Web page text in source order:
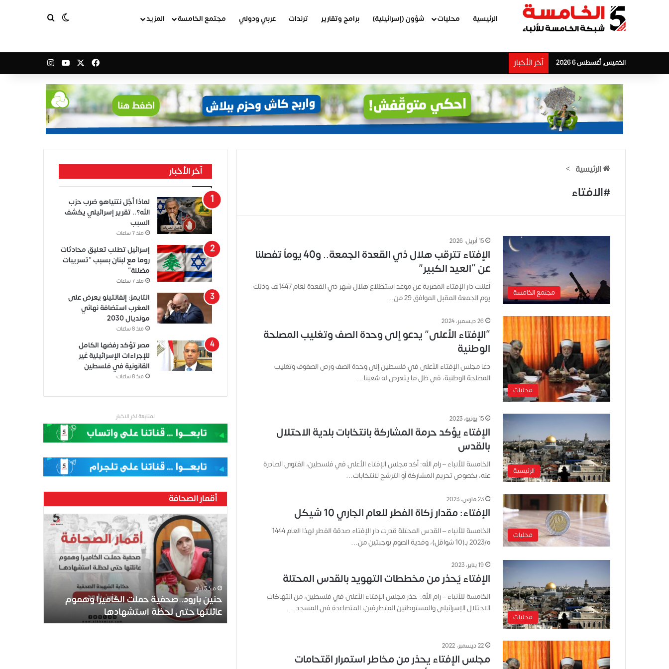
الرئيسية محليات شؤون (إسرائيلية) برامج وتقارير ترندات عربي ودولي مجتمع الخامسة المزيد الوضع المظلم
الخميس, أغسطس 6 2026 آخر الأخبار فيسبوك ‫YouTube
الرئيسية >
#الافتاء
مجتمع الخامسة
15 أبريل، 2026
الإفتاء تترقب هلال ذي القعدة الجمعة.. و40 يوماً تفصلنا
عن “العيد الكبير”
أعلنت دار الإفتاء المصرية عن موعد استطلاع هلال شهر ذي القعدة لعام 1447هـ، وذلك
يوم الجمعة المقبل الموافق 29 من…
محليات
26 ديسمبر، 2024
“الإفتاء الأعلى” يدعو إلى وحدة الصف وتغليب المصلحة
الوطنية
دعا مجلس الإفتاء الأعلى في فلسطين إلى وحدة الصف ورص الصفوف وتغليب
المصلحة الوطنية، في ظل ما يتعرض له شعبنا…
الرئيسية
15 يونيو، 2023
الإفتاء يؤكد حرمة المشاركة بانتخابات بلدية الاحتلال
بالقدس
الخامسة للأنباء – رام الله: أكد مجلس الإفتاء الأعلى في فلسطين، الفتوى الصادرة
عنه، بخصوص تحريم المشاركة أو الترشح لانتخابات…
محليات
23 مارس، 2023
الإفتاء: مقدار زكاة الفطر للعام الجاري 10 شيكل
الخامسة للأنباء – القدس المحتلة قدرت دار الإفتاء صدقة الفطر لهذا العام 1444
ه/2023 بـ(10 شواقل)، وفدية الصوم بوجبتين من…
محليات
19 يناير، 2023
الإفتاء يُحذر من مخططات التهويد بالقدس المحتلة
الخامسة للأنباء – رام الله: حذر مجلس الإفتاء الأعلى في فلسطين، من انتهاكات
الاحتلال الإسرائيلي والمستوطنين المتطرفين، المتصاعدة في المسجد…
22 ديسمبر، 2022
مجلس الإفتاء يحذر من مخاطر استمرار اقتحامات
آخر الأخبار
لماذا أجّل نتنياهو ضرب حزب
الله؟.. تقرير إسرائيلي يكشف
السبب
منذ 7 ساعات
إسرائيل تطلب تعليق محادثات
روما مع لبنان بسبب “تسريبات
مضللة”
منذ 7 ساعات
التايمز: إنفانتينو يعرض على
المغرب استضافة نهائي
مونديال 2030
منذ 8 ساعات
مصر تؤكد رفضها الكامل
للإجراءات الإسرائيلية غير
القانونية في فلسطين
منذ 8 ساعات
لمتابعة اخر الاخبار
أقمار الصحافة
ح
ن
.
منذ 3 أيام
حنين بارود..صحفية حملت الكاميرا وهموم
عائلتها حتى لحظة استشهادها